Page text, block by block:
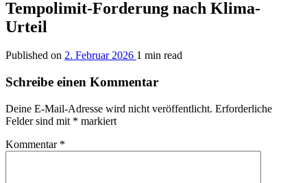
Tempolimit-Forderung nach Klima-
Urteil
Published on 2. Februar 2026 1 min read
Schreibe einen Kommentar
Deine E-Mail-Adresse wird nicht veröffentlicht. Erforderliche
Felder sind mit * markiert
Kommentar *